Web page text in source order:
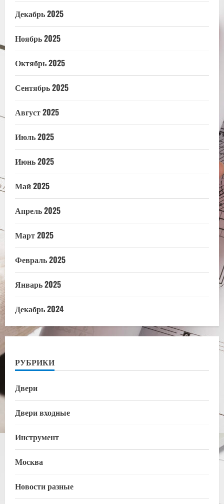
Декабрь 2025
Ноябрь 2025
Октябрь 2025
Сентябрь 2025
Август 2025
Июль 2025
Июнь 2025
Май 2025
Апрель 2025
Март 2025
Февраль 2025
Январь 2025
Декабрь 2024
РУБРИКИ
Двери
Двери входные
Инструмент
Москва
Новости разные